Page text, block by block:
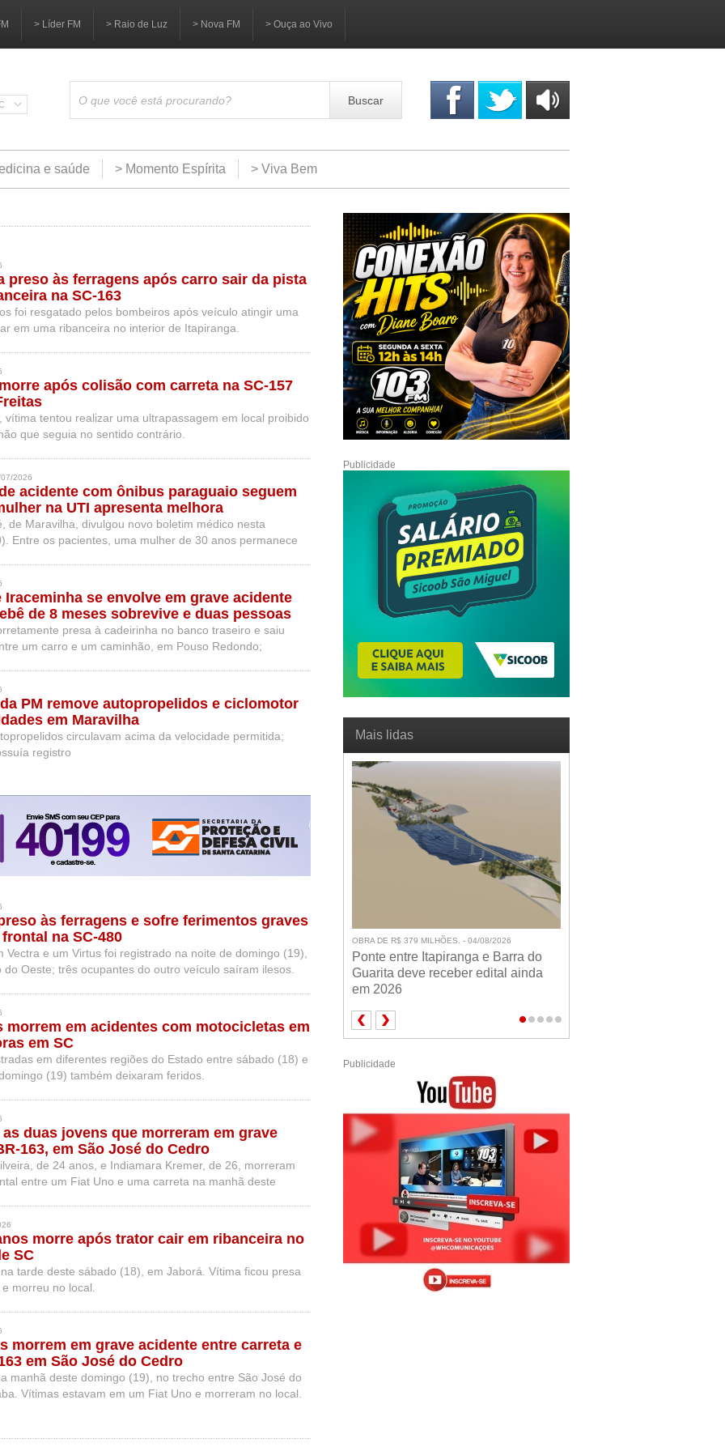
> Líder FM > Raio de Luz > Nova FM > Ouça ao Vivo
Buscar
e saúde > Momento Espírita > Viva Bem
preso às ferragens após carro sair da pista
na SC-163
foi resgatado pelos bombeiros após veículo atingir uma
em uma ribanceira no interior de Itapiranga.
após colisão com carreta na SC-157
vítima tentou realizar uma ultrapassagem em local proibido
que seguia no sentido contrário.
2026
acidente com ônibus paraguaio seguem
na UTI apresenta melhora
de Maravilha, divulgou novo boletim médico nesta
Entre os pacientes, uma mulher de 30 anos permanece
Iraceminha se envolve em grave acidente
de 8 meses sobrevive e duas pessoas
presa à cadeirinha no banco traseiro e saiu
um carro e um caminhão, em Pouso Redondo;
PM remove autopropelidos e ciclomotor
em Maravilha
circulavam acima da velocidade permitida;
registro
às ferragens e sofre ferimentos graves
na SC-480
Vectra e um Virtus foi registrado na noite de domingo (19),
do Oeste; três ocupantes do outro veículo saíram ilesos.
morrem em acidentes com motocicletas em
em SC
em diferentes regiões do Estado entre sábado (18) e
(19) também deixaram feridos.
duas jovens que morreram em grave
163, em São José do Cedro
de 24 anos, e Indiamara Kremer, de 26, morreram
entre um Fiat Uno e uma carreta na manhã deste
morre após trator cair em ribanceira no
SC
tarde deste sábado (18), em Jaborá. Vítima ficou presa
morreu no local.
morrem em grave acidente entre carreta e
em São José do Cedro
manhã deste domingo (19), no trecho entre São José do
Vítimas estavam em um Fiat Uno e morreram no local.
Publicidade
Mais lidas
OBRA DE R$ 379 MILHÕES. - 04/08/2026
Ponte entre Itapiranga e Barra do
Guarita deve receber edital ainda
em 2026
Publicidade